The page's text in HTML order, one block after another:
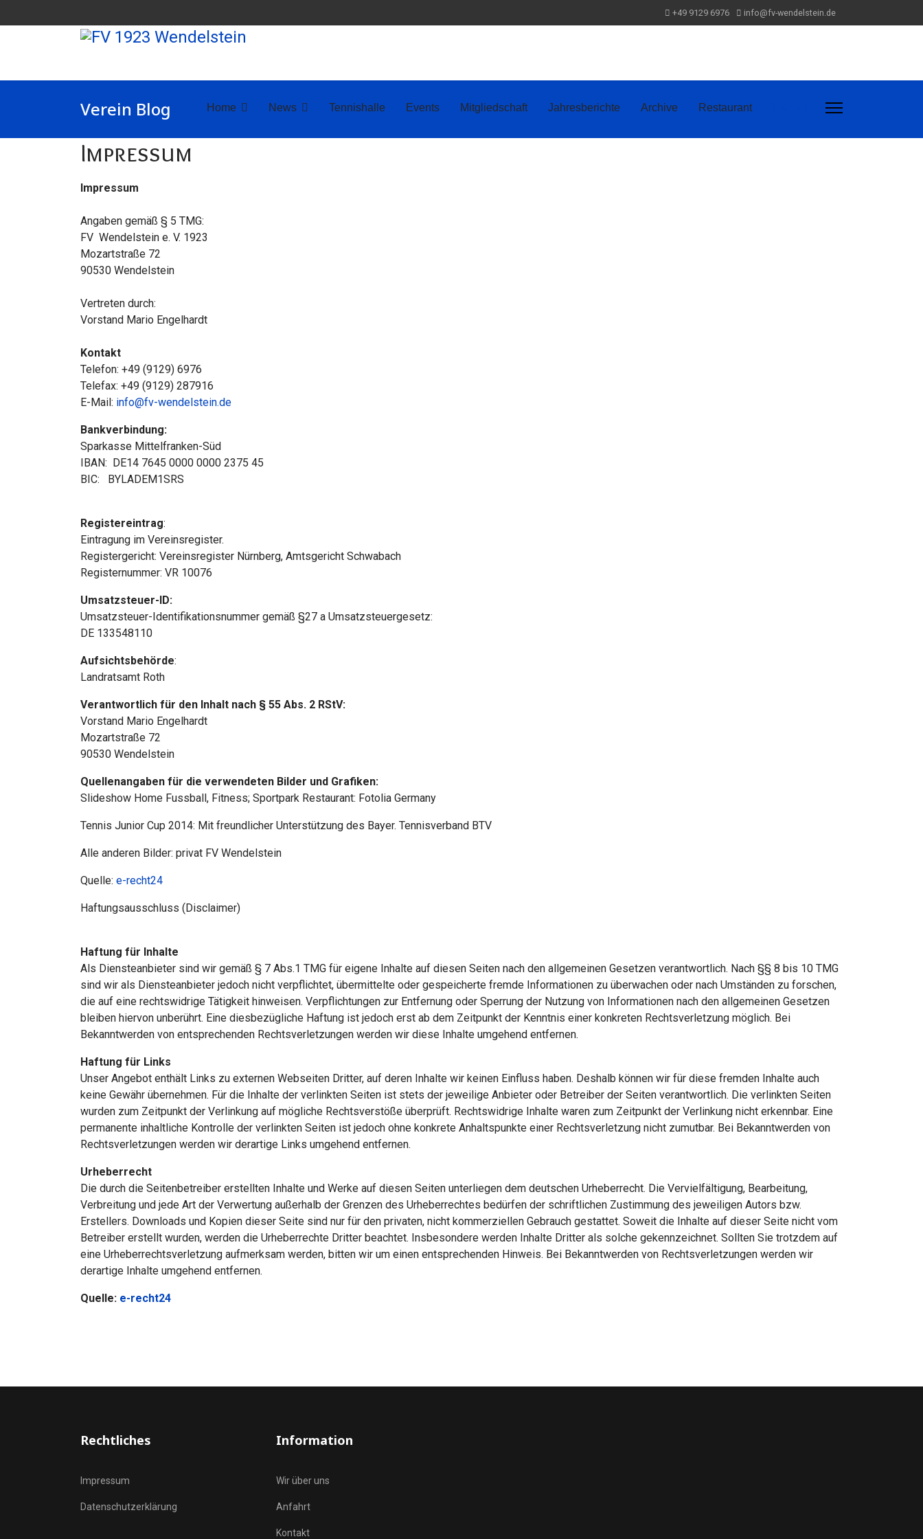
+49 9129 6976 info@fv-wendelstein.de
Home News Tennishalle Events Mitgliedschaft Jahresberichte Archive Restaurant
Verein Blog
Impressum
Impressum
Angaben gemäß § 5 TMG:
FV Wendelstein e. V. 1923
Mozartstraße 72
90530 Wendelstein
Vertreten durch:
Vorstand Mario Engelhardt
Kontakt
Telefon: +49 (9129) 6976
Telefax: +49 (9129) 287916
E-Mail: info@fv-wendelstein.de
Bankverbindung:
Sparkasse Mittelfranken-Süd
IBAN: DE14 7645 0000 0000 2375 45
BIC: BYLADEM1SRS
Registereintrag:
Eintragung im Vereinsregister.
Registergericht: Vereinsregister Nürnberg, Amtsgericht Schwabach
Registernummer: VR 10076
Umsatzsteuer-ID:
Umsatzsteuer-Identifikationsnummer gemäß §27 a Umsatzsteuergesetz:
DE 133548110
Aufsichtsbehörde:
Landratsamt Roth
Verantwortlich für den Inhalt nach § 55 Abs. 2 RStV:
Vorstand Mario Engelhardt
Mozartstraße 72
90530 Wendelstein
Quellenangaben für die verwendeten Bilder und Grafiken:
Slideshow Home Fussball, Fitness; Sportpark Restaurant: Fotolia Germany
Tennis Junior Cup 2014: Mit freundlicher Unterstützung des Bayer. Tennisverband BTV
Alle anderen Bilder: privat FV Wendelstein
Quelle: e-recht24
Haftungsausschluss (Disclaimer)
Haftung für Inhalte
Als Diensteanbieter sind wir gemäß § 7 Abs.1 TMG für eigene Inhalte auf diesen Seiten nach den allgemeinen Gesetzen verantwortlich. Nach §§ 8 bis 10 TMG
sind wir als Diensteanbieter jedoch nicht verpflichtet, übermittelte oder gespeicherte fremde Informationen zu überwachen oder nach Umständen zu forschen,
die auf eine rechtswidrige Tätigkeit hinweisen. Verpflichtungen zur Entfernung oder Sperrung der Nutzung von Informationen nach den allgemeinen Gesetzen
bleiben hiervon unberührt. Eine diesbezügliche Haftung ist jedoch erst ab dem Zeitpunkt der Kenntnis einer konkreten Rechtsverletzung möglich. Bei
Bekanntwerden von entsprechenden Rechtsverletzungen werden wir diese Inhalte umgehend entfernen.
Haftung für Links
Unser Angebot enthält Links zu externen Webseiten Dritter, auf deren Inhalte wir keinen Einfluss haben. Deshalb können wir für diese fremden Inhalte auch
keine Gewähr übernehmen. Für die Inhalte der verlinkten Seiten ist stets der jeweilige Anbieter oder Betreiber der Seiten verantwortlich. Die verlinkten Seiten
wurden zum Zeitpunkt der Verlinkung auf mögliche Rechtsverstöße überprüft. Rechtswidrige Inhalte waren zum Zeitpunkt der Verlinkung nicht erkennbar. Eine
permanente inhaltliche Kontrolle der verlinkten Seiten ist jedoch ohne konkrete Anhaltspunkte einer Rechtsverletzung nicht zumutbar. Bei Bekanntwerden von
Rechtsverletzungen werden wir derartige Links umgehend entfernen.
Urheberrecht
Die durch die Seitenbetreiber erstellten Inhalte und Werke auf diesen Seiten unterliegen dem deutschen Urheberrecht. Die Vervielfältigung, Bearbeitung,
Verbreitung und jede Art der Verwertung außerhalb der Grenzen des Urheberrechtes bedürfen der schriftlichen Zustimmung des jeweiligen Autors bzw.
Erstellers. Downloads und Kopien dieser Seite sind nur für den privaten, nicht kommerziellen Gebrauch gestattet. Soweit die Inhalte auf dieser Seite nicht vom
Betreiber erstellt wurden, werden die Urheberrechte Dritter beachtet. Insbesondere werden Inhalte Dritter als solche gekennzeichnet. Sollten Sie trotzdem auf
eine Urheberrechtsverletzung aufmerksam werden, bitten wir um einen entsprechenden Hinweis. Bei Bekanntwerden von Rechtsverletzungen werden wir
derartige Inhalte umgehend entfernen.
Quelle: e-recht24
Rechtliches
Impressum
Datenschutzerklärung
Information
Wir über uns
Anfahrt
Kontakt